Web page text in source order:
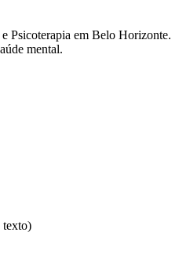
Psicoterapia em Belo Horizonte.
mental.
texto)